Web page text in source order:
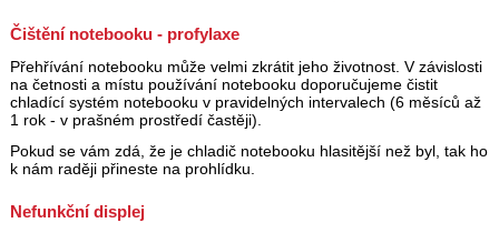
Čištění notebooku - profylaxe
Přehřívání notebooku může velmi zkrátit jeho životnost. V závislosti
na četnosti a místu používání notebooku doporučujeme čistit
chladící systém notebooku v pravidelných intervalech (6 měsíců až
1 rok - v prašném prostředí častěji).
Pokud se vám zdá, že je chladič notebooku hlasitější než byl, tak ho
k nám raději přineste na prohlídku.
Nefunkční displej